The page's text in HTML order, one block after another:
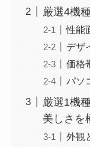
厳選4機
性能
デザ
価格
パソ
厳選1機
美しさを
外観